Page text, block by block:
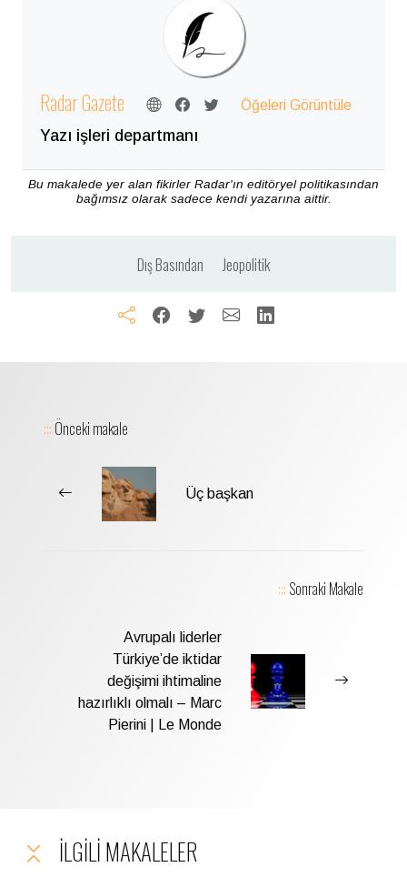
Radar Gazete Öğeleri Görüntüle
Yazı işleri departmanı
Bu makalede yer alan fikirler Radar'ın editöryel politikasından
bağımsız olarak sadece kendi yazarına aittir.
Dış Basından Jeopolitik
::: Önceki makale
Üç başkan
::: Sonraki Makale
Avrupalı liderler
Türkiye’de iktidar
değişimi ihtimaline
hazırlıklı olmalı – Marc
Pierini | Le Monde
İLGILI MAKALELER